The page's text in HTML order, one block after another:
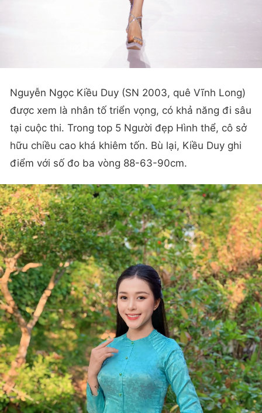
Nguyễn Ngọc Kiều Duy (SN 2003, quê Vĩnh Long)
được xem là nhân tố triển vọng, có khả năng đi sâu
tại cuộc thi. Trong top 5 Người đẹp Hình thể, cô sở
hữu chiều cao khá khiêm tốn. Bù lại, Kiều Duy ghi
điểm với số đo ba vòng 88-63-90cm.